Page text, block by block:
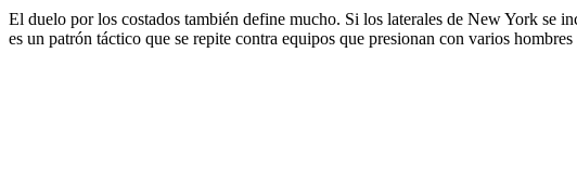
El duelo por los costados también define mucho. Si los laterales de New York se
es un patrón táctico que se repite contra equipos que presionan con varios